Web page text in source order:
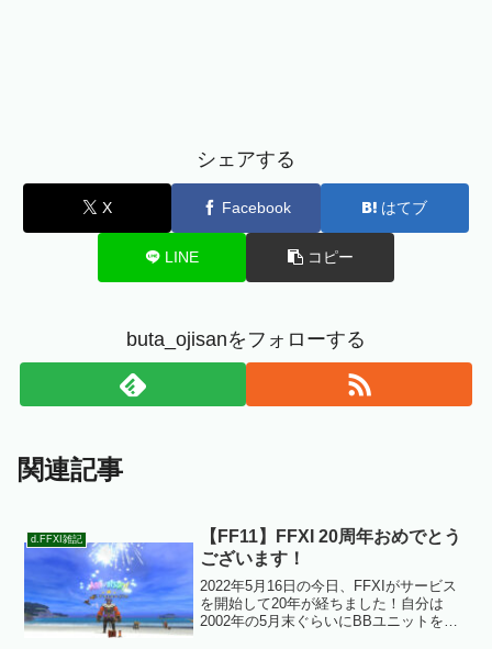
シェアする
X Facebook はてブ
LINE コピー
buta_ojisanをフォローする
関連記事
d.FFXI雑記
【FF11】FFXI 20周年おめでとう
ございます！
2022年5月16日の今日、FFXIがサービス
を開始して20年が経ちました！自分は
2002年の5月末ぐらいにBBユニットを購